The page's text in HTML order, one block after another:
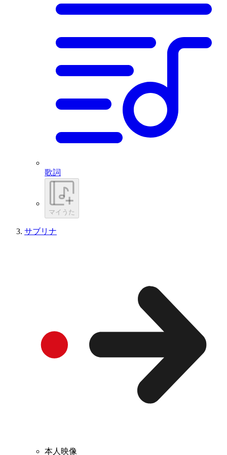
歌詞
マイうた
サブリナ
本人映像